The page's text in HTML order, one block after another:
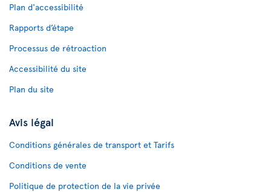
Plan d'accessibilité
Rapports d’étape
Processus de rétroaction
Accessibilité du site
Plan du site
Avis légal
Conditions générales de transport et Tarifs
Conditions de vente
Politique de protection de la vie privée